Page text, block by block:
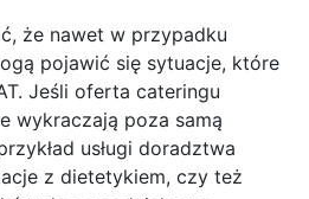
że nawet w przypadku
pojawić się sytuacje, które
Jeśli oferta cateringu
wykraczają poza samą
usługi doradztwa
z dietetykiem, czy też